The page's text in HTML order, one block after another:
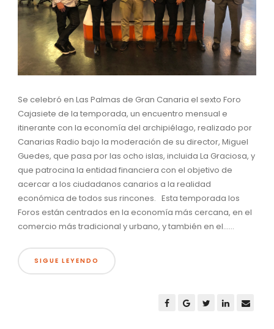
Se celebró en Las Palmas de Gran Canaria el sexto Foro
Cajasiete de la temporada, un encuentro mensual e
itinerante con la economía del archipiélago, realizado por
Canarias Radio bajo la moderación de su director, Miguel
Guedes, que pasa por las ocho islas, incluida La Graciosa, y
que patrocina la entidad financiera con el objetivo de
acercar a los ciudadanos canarios a la realidad
económica de todos sus rincones. Esta temporada los
Foros están centrados en la economía más cercana, en el
comercio más tradicional y urbano, y también en el......
SIGUE LEYENDO